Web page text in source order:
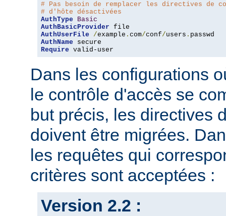
# Pas besoin de remplacer les directives de
# d'hôte désactivées
AuthType
Basic
AuthBasicProvider
AuthUserFile
/example . com/conf/users .
AuthName
Require valid-user
Dans les configurations
le contrôle d'accès se
but précis, les directives
doivent être migrées.
les requêtes qui
critères sont acceptées :
Version 2.2 :